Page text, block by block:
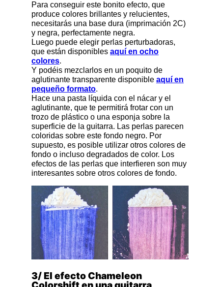
Para conseguir este bonito efecto, que
produce colores brillantes y relucientes,
necesitarás una base dura (imprimación 2C)
y negra, perfectamente negra.
Luego puede elegir perlas perturbadoras,
que están disponibles aquí en ocho
colores.
Y podéis mezclarlos en un poquito de
aglutinante transparente disponible aquí en
pequeño formato.
Hace una pasta líquida con el nácar y el
aglutinante, que te permitirá frotar con un
trozo de plástico o una esponja sobre la
superficie de la guitarra. Las perlas parecen
coloridas sobre este fondo negro. Por
supuesto, es posible utilizar otros colores de
fondo o incluso degradados de color. Los
efectos de las perlas que interfieren son muy
interesantes sobre otros colores de fondo.
3/ El efecto Chameleon